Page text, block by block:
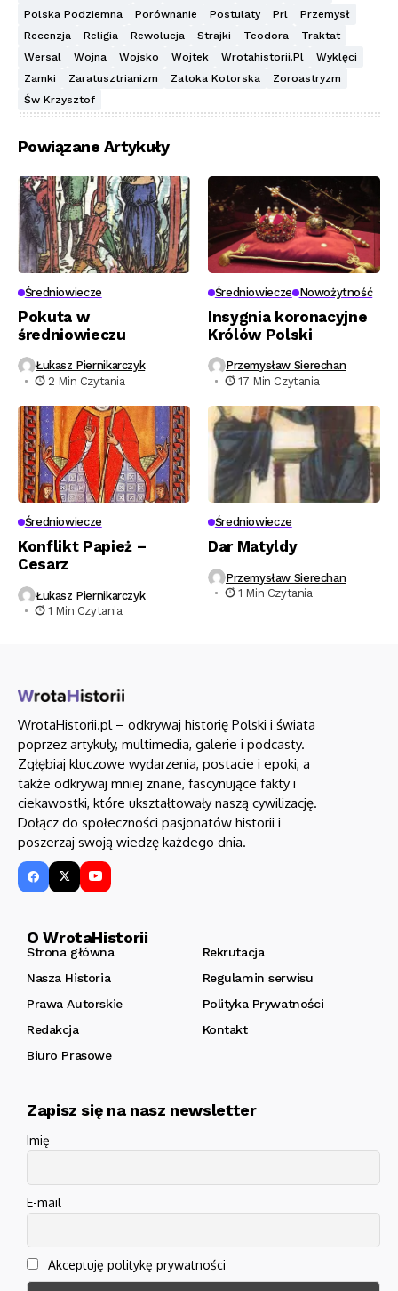
Polska Podziemna
Porównanie Postulaty Prl
Przemysł
Recenzja
Religia Rewolucja Strajki Teodora
Traktat
Wersal
Wojna Wojsko Wojtek Wrotahistorii.pl
Wyklęci
Zamki
Zaratusztrianizm Zatoka Kotorska
Zoroastryzm
Św Krzysztof
Powiązane Artykuły
Średniowiecze
Pokuta w
średniowieczu
Łukasz Piernikarczyk
2 Min Czytania
Średniowiecze Nowożytność
Insygnia koronacyjne
Królów Polski
Przemysław Sierechan
17 Min Czytania
Średniowiecze
Konflikt Papież –
Cesarz
Łukasz Piernikarczyk
1 Min Czytania
Średniowiecze
Dar Matyldy
Przemysław Sierechan
1 Min Czytania
WrotaHistorii.pl – odkrywaj historię Polski i świata
poprzez artykuły, multimedia, galerie i podcasty.
Zgłębiaj kluczowe wydarzenia, postacie i epoki, a
także odkrywaj mniej znane, fascynujące fakty i
ciekawostki, które ukształtowały naszą cywilizację.
Dołącz do społeczności pasjonatów historii i
poszerzaj swoją wiedzę każdego dnia.
O WrotaHistorii
Strona główna
Rekrutacja
Nasza Historia
Regulamin serwisu
Prawa Autorskie
Polityka Prywatności
Redakcja
Kontakt
Biuro Prasowe
Zapisz się na nasz newsletter
Imię
E-mail
Akceptuję politykę prywatności